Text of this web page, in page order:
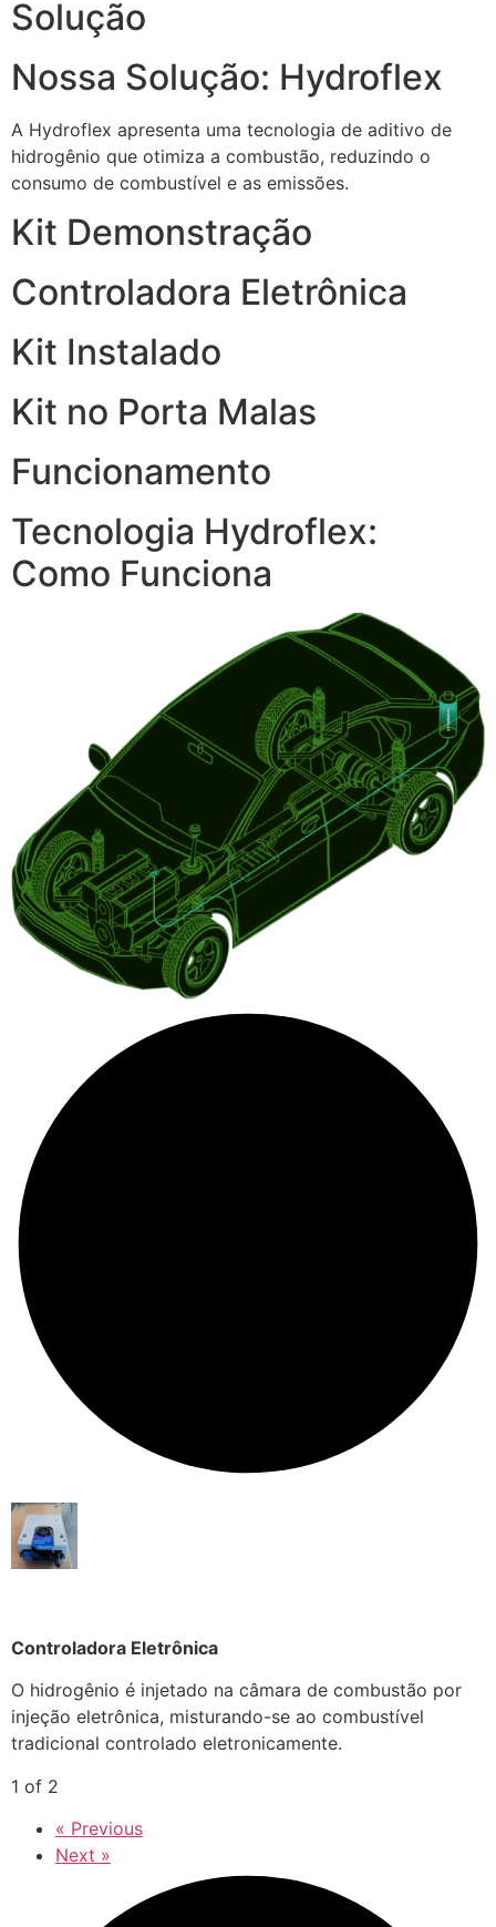
Solução
Nossa Solução: Hydroflex
A Hydroflex apresenta uma tecnologia de aditivo de
hidrogênio que otimiza a combustão, reduzindo o
consumo de combustível e as emissões.
Kit Demonstração
Controladora Eletrônica
Kit Instalado
Kit no Porta Malas
Funcionamento
Tecnologia Hydroflex:
Como Funciona
Controladora Eletrônica
O hidrogênio é injetado na câmara de combustão por
injeção eletrônica, misturando-se ao combustível
tradicional controlado eletronicamente.
1 of 2
« Previous
Next »